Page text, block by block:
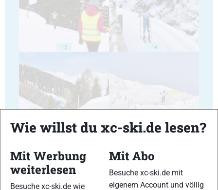
13 14
17 18
Wie willst du xc-ski.de lesen?
Mit Werbung
weiterlesen
Besuche xc-ski.de wie
Mit Abo
Besuche xc-ski.de mit
eigenem Account und völlig